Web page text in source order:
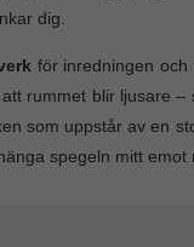
dig.
för inredningen
rummet blir ljusare
som uppstår av en
spegeln mitt